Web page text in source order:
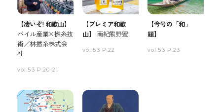
【凄いぞ! 和歌山】
パイル産業×撚糸技
術／林撚糸株式会
社
vol.53 P.20-21
【プレミア和歌
山】 南紀熊野蜜
vol.53 P.22
【今号の「和」
題】
vol.53 P.23